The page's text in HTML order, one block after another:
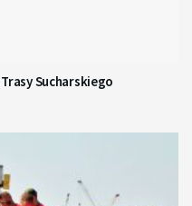
Sucharskiego